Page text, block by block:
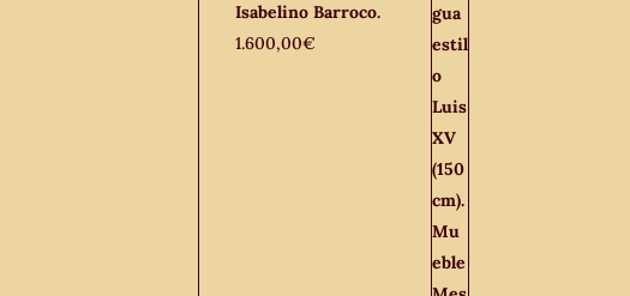
Isabelino Barroco.
1.600,00€